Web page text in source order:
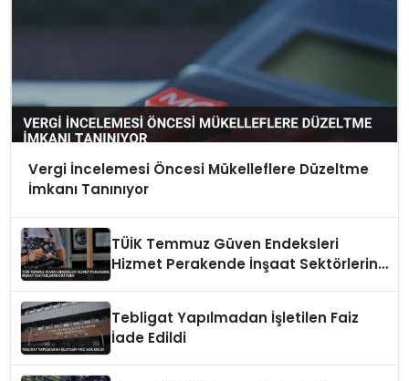
Vergi İncelemesi Öncesi Mükelleflere Düzeltme
İmkanı Tanınıyor
TÜİK Temmuz Güven Endeksleri
Hizmet Perakende İnşaat Sektörlerini
Tebligat Yapılmadan İşletilen Faiz
İade Edildi